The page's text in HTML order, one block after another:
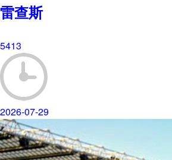
雷查斯
5413
2026-07-29